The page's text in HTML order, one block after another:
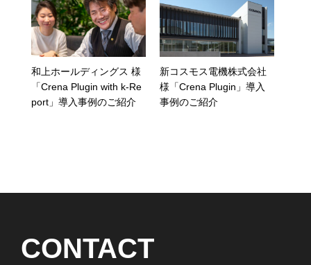
和上ホールディングス 様
「Crena Plugin with k-Re
port」導入事例のご紹介
新コスモス電機株式会社
様「Crena Plugin」導入
事例のご紹介
CONTACT